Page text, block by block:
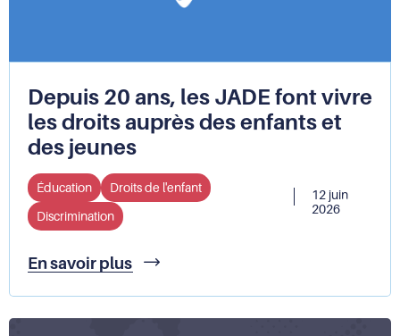
Depuis 20 ans, les JADE font vivre
les droits auprès des enfants et
des jeunes
Éducation
Droits de l'enfant
Discrimination
12 juin
2026
En savoir plus
Depuis
ans,
les